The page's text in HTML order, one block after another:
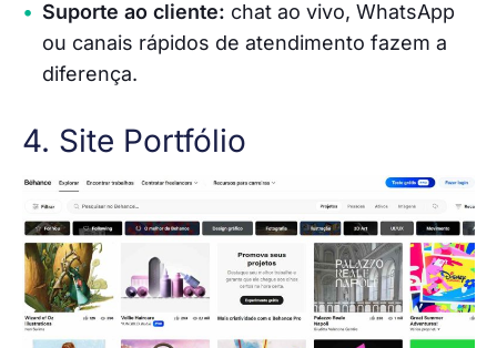
Suporte ao cliente: chat ao vivo, WhatsApp
ou canais rápidos de atendimento fazem a
diferença.
4. Site Portfólio